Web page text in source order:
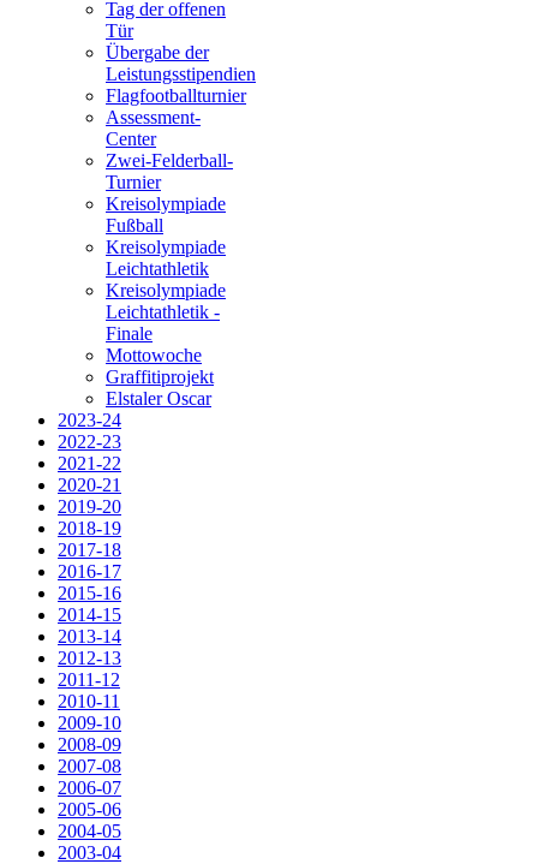
Tag der offenen
Tür
Übergabe der
Leistungsstipendien
Flagfootballturnier
Assessment-
Center
Zwei-Felderball-
Turnier
Kreisolympiade
Fußball
Kreisolympiade
Leichtathletik
Kreisolympiade
Leichtathletik -
Finale
Mottowoche
Graffitiprojekt
Elstaler Oscar
2023-24
2022-23
2021-22
2020-21
2019-20
2018-19
2017-18
2016-17
2015-16
2014-15
2013-14
2012-13
2011-12
2010-11
2009-10
2008-09
2007-08
2006-07
2005-06
2004-05
2003-04